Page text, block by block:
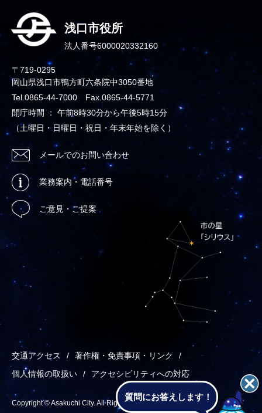
浅口市役所
法人番号6000020332160
〒719-0295
岡山県浅口市鴨方町六条院中3050番地
Tel.0865-44-7000 Fax.0865-44-5771
開庁時間 ： 午前8時30分から午後5時15分
（土曜日・日曜日・祝日・年末年始を除く）
メールでのお問い合わせ
業務案内・電話番号
ご意見・ご提案
交通アクセス
著作権・免責事項・リンク
個人情報の取扱い
アクセシビリティへの対応
Copyright © Asakuchi City. All Rights Reserved.
質問にお答えします！